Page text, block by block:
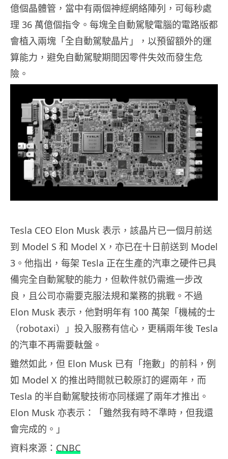
億個晶體管，當中有兩個神經網絡陣列，可每秒處
理 36 萬億個指令。每塊全自動駕駛電腦的電路版都
會植入兩塊「全自動駕駛晶片」，以預留額外的運
算能力，避免自動駕駛期間因零件失效而發生危
險。
Tesla CEO Elon Musk 表示，該晶片已一個月前送
到 Model S 和 Model X，亦已在十日前送到 Model
3。他指出，每架 Tesla 正在生產的汽車之硬件已具
備完全自動駕駛的能力，但軟件就仍需進一步改
良，且公司亦需要克服法規和業務的挑戰。不過
Elon Musk 表示，他對明年有 100 萬架「機械的士
（robotaxi）」投入服務有信心，更稱兩年後 Tesla
的汽車不再需要軚盤。
雖然如此，但 Elon Musk 已有「拖數」的前科，例
如 Model X 的推出時間就已較原訂的遲兩年，而
Tesla 的半自動駕駛技術亦同樣遲了兩年才推出。
Elon Musk 亦表示：「雖然我有時不準時，但我還
會完成的。」
資料來源： CNBC